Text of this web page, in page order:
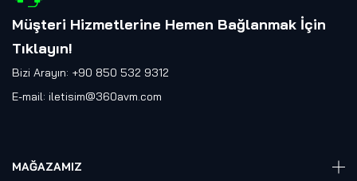
Müşteri Hizmetlerine Hemen Bağlanmak İçin
Tıklayın!
Bizi Arayın: +90 850 532 9312
E-mail: iletisim@360avm.com
MAĞAZAMIZ